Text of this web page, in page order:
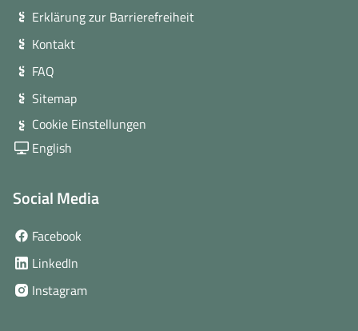
Erklärung zur Barrierefreiheit
Kontakt
FAQ
Sitemap
Cookie Einstellungen
English
Social Media
Facebook
Fenster)
LinkedIn
neuem
Instagram(öffnet